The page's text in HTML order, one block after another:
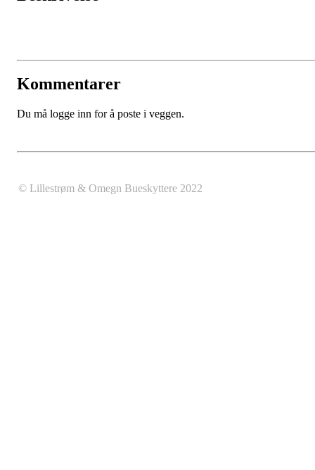
Kommentarer
Du må logge inn for å poste i veggen.
© Lillestrøm & Omegn Bueskyttere 2022